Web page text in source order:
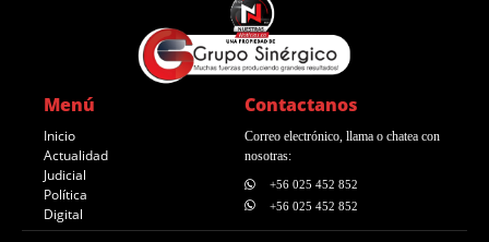
Menú
Inicio
Actualidad
Judicial
Política
Digital
Contactanos
Correo electrónico, llama o chatea con
nosotras:
+56 025 452 852
+56 025 452 852